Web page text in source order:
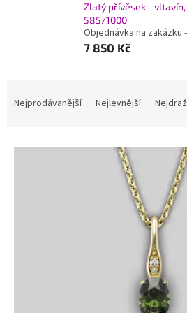
Zlatý přívěsek - vltavín,
585/1000
Objednávka na zakázku
7 850 Kč
n
Nejprodávanější Nejlevnější
V